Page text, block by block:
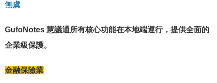
無虞
GufoNotes 慧議通所有核心功能在本地端運行，提供全面的
企業級保護。
金融保險業